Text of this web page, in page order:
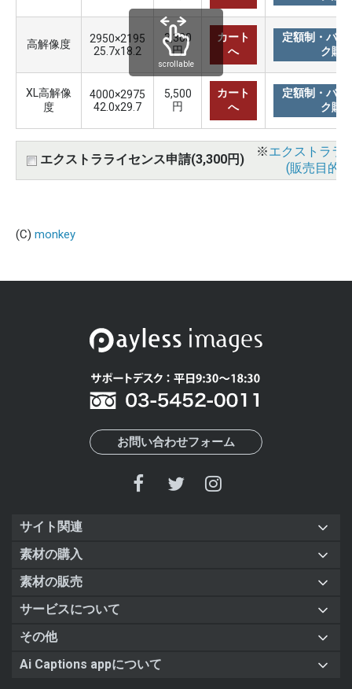
高解像度
2950×2195
25.7x18.2
3,300
円
カート
へ
定額制・バリ
ク購
XL高解像
度
4000×2975
42.0x29.7
5,500
円
カート
へ
定額制・バリ
ク購
エクストラライセンス申請(3,300円)
※エクストララ
(販売目的
scrollable
(C) monkey
お問い合わせフォーム
サイト関連
素材の購入
素材の販売
サービスについて
その他
Ai Captions appについて